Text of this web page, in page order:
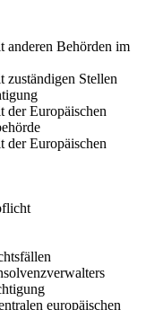
anderen Behörden im
zuständigen Stellen
der Europäischen
der Europäischen
europäischen